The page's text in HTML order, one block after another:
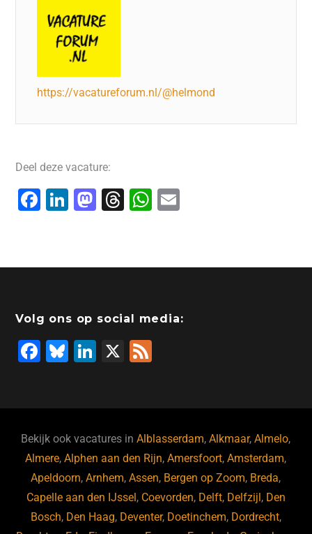
https://vacatureforum.nl/@helmond
Deel deze vacature:
F
e
o
o
k
Li
e
n
M
o
o
T
a
s
W
s
p
l
Volg ons op social media:
F
b
o
o
k
Bl
ky
Li
dI
n
X
Bekijk ook vacatures inAlblasserdam,Alkmaar,Almelo,
Almere,Alphen aan den Rijn,Amersfoort,Amsterdam,
Apeldoorn,Arnhem,Assen, Bergen op Zoom, Breda,
Capelle aan den IJssel , Coevorden, Delft, Delfzijl , Den
Bosch, Den Haag, Deventer, Doetinchem, Dordrecht,